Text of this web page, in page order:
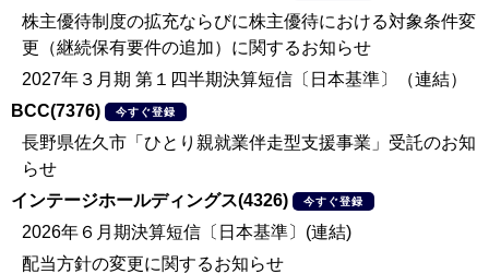
株主優待制度の拡充ならびに株主優待における対象条件変
更（継続保有要件の追加）に関するお知らせ
2027年３月期 第１四半期決算短信〔日本基準〕（連結）
BCC(7376)
今すぐ登録
長野県佐久市「ひとり親就業伴走型支援事業」受託のお知
らせ
インテージホールディングス(4326)
今すぐ登録
2026年６月期決算短信〔日本基準〕(連結)
配当方針の変更に関するお知らせ